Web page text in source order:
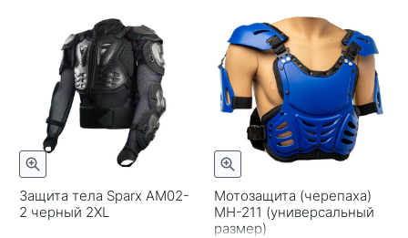
Размер
Универсальный
Материал
Пластик
Целевая аудитория
Взрослая
Российский размер
Универсальный
Защита тела Sparx AM02-
2 черный 2XL
Мотозащита (черепаха)
МН-211 (универсальный
размер)